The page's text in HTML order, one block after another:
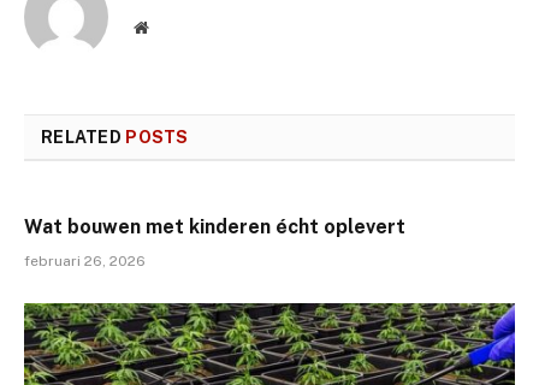
Website
RELATED POSTS
Wat bouwen met kinderen écht oplevert
februari 26, 2026